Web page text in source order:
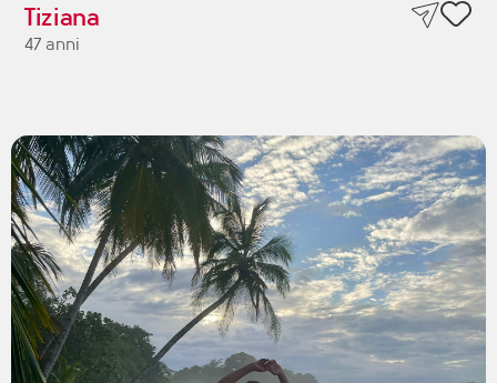
Tiziana
47 anni